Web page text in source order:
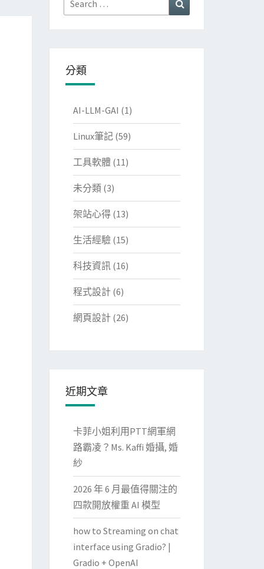
for:
分類
AI-LLM-GAI (1)
Linux筆記(59)
工具軟體 (11)
未分類(3)
架站心得(13)
生活經驗(15)
科技資訊(16)
程式設計(6)
網頁設計(26)
近期文章
卡菲小姐利用PTT網軍網
路霸凌？Ms. Kaffi 婚攝, 婚
紗
2026 年 6 月最值得關注的
四款開放權重 AI 模型
how to Streaming on chat
interface using Gradio? |
Gradio + OpenAI